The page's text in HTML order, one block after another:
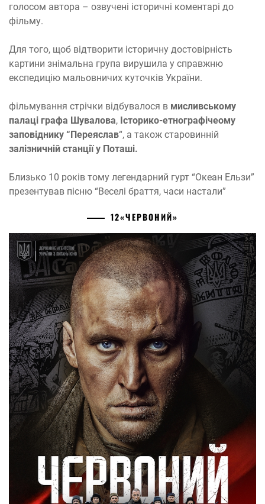
голосом автора – озвучені історичні коментарі до
фільму.
Для того, щоб відтворити історичну достовірність
картини знімальна група вирушила у справжню
експедицію мальовничих куточків України.
фільмування стрічки відбувалося в мисливському
палаці графа Шувалова, Історико-етнографічеому
заповіднику “Переяслав“, а також старовинній
залізничній станції у Поташі.
Близько 10 років тому легендарний гурт “Океан Ельзи”
презентував пісню “Веселі браття, часи настали”
12«ЧЕРВОНИЙ»